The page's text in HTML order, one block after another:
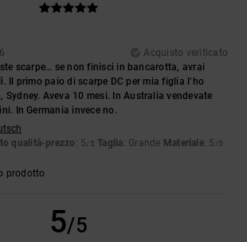
Acquisto verificato
scarpe… se non finisci in bancarotta, avrai
Il primo paio di scarpe DC per mia figlia l’ho
Aveva 10 mesi. In Australia vendevate
In Germania invece no.
qualità-prezzo : 5/5 Taglia: Grande Materiale: 5 /5
prodotto
5/5